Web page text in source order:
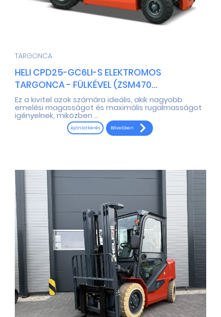
TARGONCA
HELI CPD25-GC6LI-S ELEKTROMOS
TARGONCA - FÜLKÉVEL (ZSM470...
Ez a kivitel azok számára ideális, akik nagyobb
emelési magasságot és maximális rugalmasságot
igényelnek, miközben ...
Ajánlatkérés Bővebben